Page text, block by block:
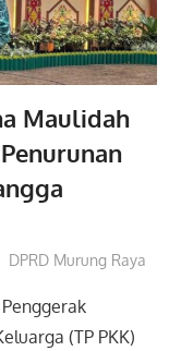
Maulidah
DPRD Murung Raya
(TP PKK)